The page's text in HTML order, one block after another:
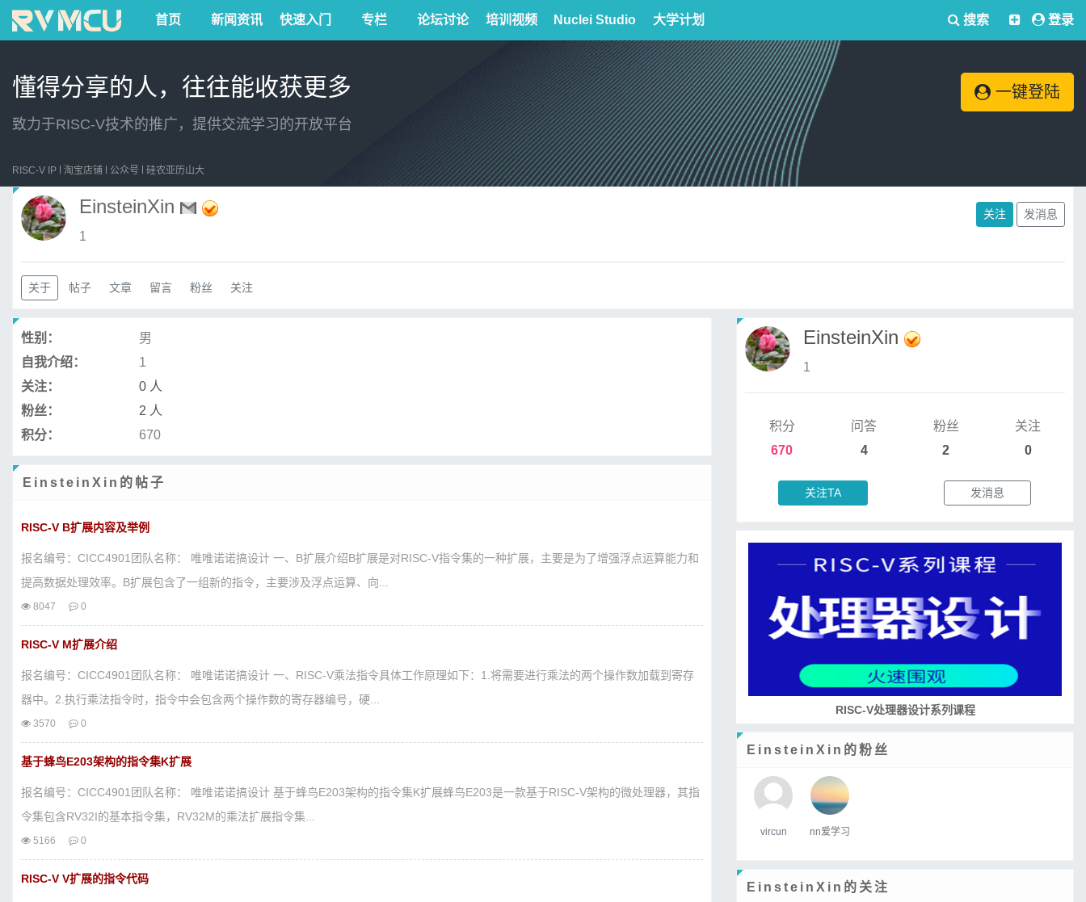
首页 新闻资讯 快速入门 专栏 论坛讨论 培训视频 Nuclei Studio 大学计划 搜索 登录
懂得分享的人，往往能收获更多
致力于RISC-V技术的推广，提供交流学习的开放平台
一键登陆
RISC-V IP 淘宝店铺 公众号 硅农亚历山大
EinsteinXin
1
关注 发消息
关于 帖子 文章 留言 粉丝 关注
性别：
男
自我介绍：
1
关注：
0 人
粉丝：
2 人
积分：
670
EinsteinXin的帖子
RISC-V B扩展内容及举例
报名编号：CICC4901团队名称： 唯唯诺诺搞设计 一、B扩展介绍B扩展是对RISC-V指令集的一种扩展，主要是为了增强浮点运算能力和
提高数据处理效率。B扩展包含了一组新的指令，主要涉及浮点运算、向...
8047 0
RISC-V M扩展介绍
报名编号：CICC4901团队名称： 唯唯诺诺搞设计 一、RISC-V乘法指令具体工作原理如下：1.将需要进行乘法的两个操作数加载到寄存
器中。2.执行乘法指令时，指令中会包含两个操作数的寄存器编号，硬...
3570 0
基于蜂鸟E203架构的指令集K扩展
报名编号：CICC4901团队名称： 唯唯诺诺搞设计 基于蜂鸟E203架构的指令集K扩展蜂鸟E203是一款基于RISC-V架构的微处理器，其指
令集包含RV32I的基本指令集，RV32M的乘法扩展指令集...
5166 0
RISC-V V扩展的指令代码
EinsteinXin
1
积分
670
问答
4
粉丝
2
关注
0
关注TA 发消息
RISC-V处理器设计系列课程
EinsteinXin的粉丝
vircun nn爱学习
EinsteinXin的关注